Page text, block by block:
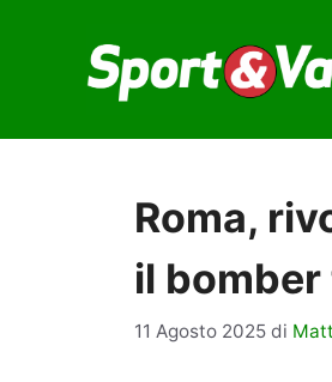
contenuto
Roma,
il
11 Agosto 2025 di